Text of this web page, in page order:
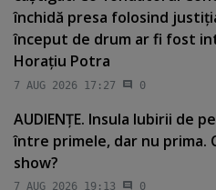
închidă presa folosind
început de drum ar fi fost
Horaţiu Potra
7 AUG 2026 17:27 0
AUDIENŢE. Insula Iubirii de
între primele, dar nu prima.
show?
7 AUG 2026 19:13 0